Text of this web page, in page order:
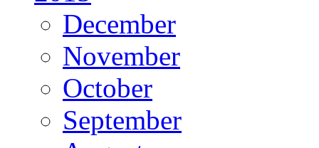
December
November
October
September